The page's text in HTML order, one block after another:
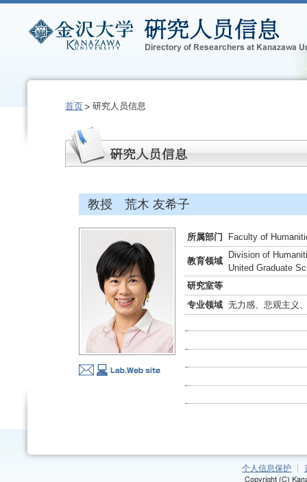
首页 研究人员信息
教授 荒木 友希子
所属部门 Faculty of
教育领域
Division of
United Graduate
研究室等
专业领域 无力感、悲观主义
个人信息保护